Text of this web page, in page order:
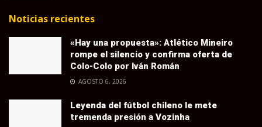
Noticias recientes
«Hay una propuesta»: Atlético Mineiro
rompe el silencio y confirma oferta de
Colo-Colo por Iván Román
AGOSTO 6, 2026
Leyenda del fútbol chileno le mete
tremenda presión a Vozinha